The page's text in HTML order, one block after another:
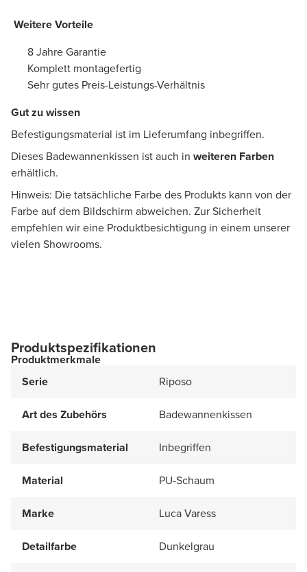
Weitere Vorteile
8 Jahre Garantie
Komplett montagefertig
Sehr gutes Preis-Leistungs-Verhältnis
Gut zu wissen ​
Befestigungsmaterial ist im Lieferumfang inbegriffen.
Dieses Badewannenkissen ist auch in weiteren Farben
erhältlich.
Hinweis: Die tatsächliche Farbe des Produkts kann von der
Farbe auf dem Bildschirm abweichen. Zur Sicherheit
empfehlen wir eine Produktbesichtigung in einem unserer
vielen Showrooms.
Produktspezifikationen
Produktmerkmale
Serie
Riposo
Art des Zubehörs Badewannenkissen
Befestigungsmaterial Inbegriffen
Material PU-Schaum
Marke Luca Varess
Detailfarbe Dunkelgrau